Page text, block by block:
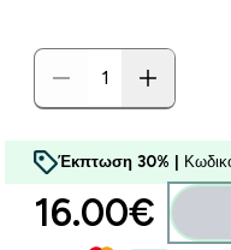
Έκπτωση 30% |
16.00€‎